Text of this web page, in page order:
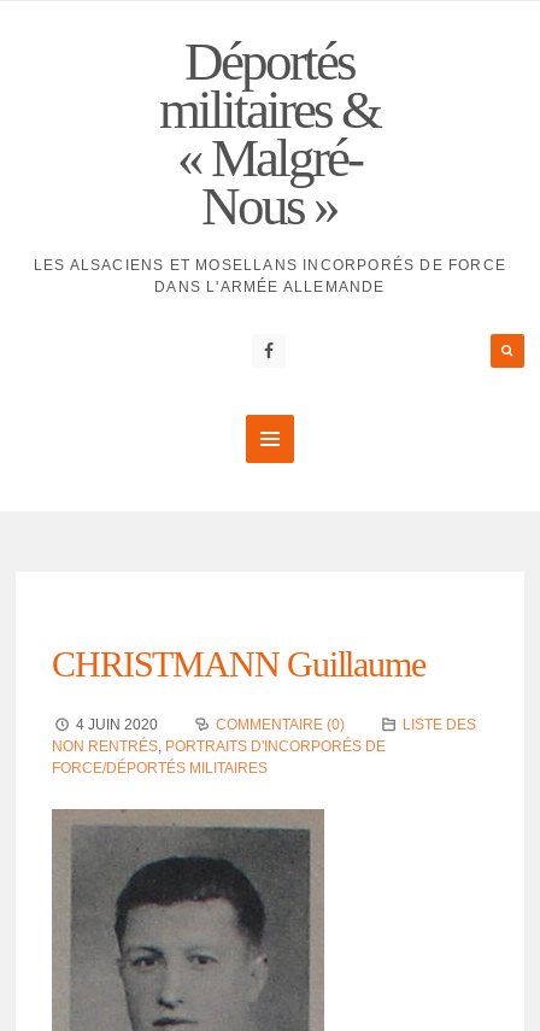
Déportés
militaires &
« Malgré-
Nous »
LES ALSACIENS ET MOSELLANS INCORPORÉS DE FORCE
DANS L'ARMÉE ALLEMANDE
CHRISTMANN Guillaume
4 JUIN 2020 COMMENTAIRE (0)
LISTE DES
NON RENTRÉS, PORTRAITS D'INCORPORÉS DE
FORCE/DÉPORTÉS MILITAIRES